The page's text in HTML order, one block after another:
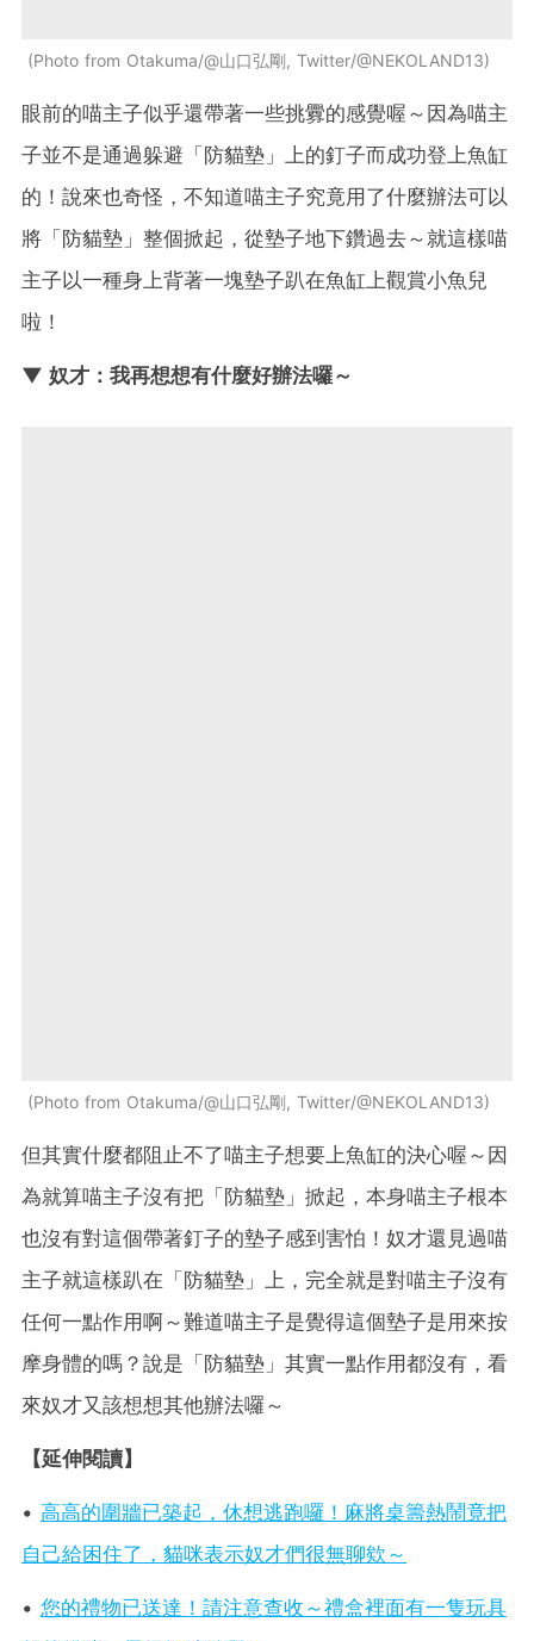
Photo from Otakuma/@山口弘剛, Twitter/@NEKOLAND13
眼前的喵主子似乎還帶著一些挑釁的感覺喔～因為喵主
子並不是通過躲避「防貓墊」上的釘子而成功登上魚缸
的！說來也奇怪，不知道喵主子究竟用了什麼辦法可以
將「防貓墊」整個掀起，從墊子地下鑽過去～就這樣喵
主子以一種身上背著一塊墊子趴在魚缸上觀賞小魚兒
啦！
▼ 奴才：我再想想有什麼好辦法囉～
Photo from Otakuma/@山口弘剛, Twitter/@NEKOLAND13
但其實什麼都阻止不了喵主子想要上魚缸的決心喔～因
為就算喵主子沒有把「防貓墊」掀起，本身喵主子根本
也沒有對這個帶著釘子的墊子感到害怕！奴才還見過喵
主子就這樣趴在「防貓墊」上，完全就是對喵主子沒有
任何一點作用啊～難道喵主子是覺得這個墊子是用來按
摩身體的嗎？說是「防貓墊」其實一點作用都沒有，看
來奴才又該想想其他辦法囉～
【延伸閱讀】
• 高高的圍牆已築起，休想逃跑囉！麻將桌籌熱鬧竟把
自己給困住了，貓咪表示奴才們很無聊欸～
• 您的禮物已送達！請注意查收～禮盒裡面有一隻玩具